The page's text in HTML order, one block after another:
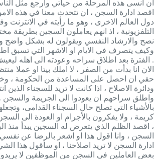
ان انسى هذه المرحلة من حياتي وارجع مثل
اقصد ادارة السجن ، ان تتحدث معنا في هذه
دول العالم الاخرى ، وهو ما رأيته في الانترنت
التلفزيونية ، اذ انهم يعاملون السجين بطريقة
نصح والارشاد النفسي ويقولون له بشكل واضح
وكيف يتصرف في الايام او الاشهر التي تسبق
الفترة بعد اطلاق سراحه وعودته الى اهله ليعيش مع الناس .
الان انا بدأت من الصفر ، لا املك بيتا او عملا
حقي ان احصل على المساعدة من الحكومة ،
ودائرة الاصلاح ، اذا كانت لا تريد للسجناء الذين
واطلق سراحهم ان يعودوا الى الجريمة والسجن
بالأشياء التي تصلح حال السجناء القدامى،
كريمة ، ولا يفكرون بالأجرام او العودة الى
، اقصد الظلم الذي يتعرض له السجين يبدأ منذ
السجن ، وانا اقول هذا او اشعر بالرضا عن نفسي
ادارة السجن لا تريد اصلاحنا ، او سأقول هذا
بعض العاملين في السجن من الموظفين لا يريدون